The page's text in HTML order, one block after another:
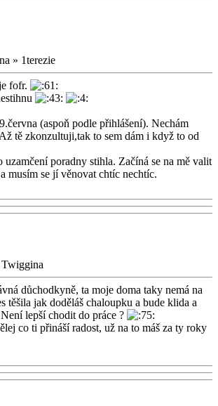
» 1terezie
fofr.
(aspoň podle přihlášení). Nechám
tě zkonzultuji,tak to sem dám i když to od
uzamčení poradny stihla. Začíná se na mě valit
musím se jí věnovat chtíc nechtíc.
Twiggina
důchodkyně, ta moje doma taky nemá na
těšila jak doděláš chaloupku a bude klida a
lepší chodit do práce ?
co ti přináší radost, už na to máš za ty roky